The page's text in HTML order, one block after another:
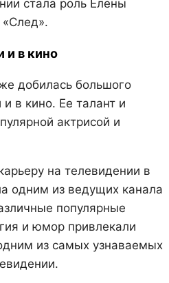
стала роль Елены
и в кино
добилась большого
в кино. Ее талант и
актрисой и
на телевидении в
одним из ведущих канала
популярные
и юмор привлекали
из самых узнаваемых